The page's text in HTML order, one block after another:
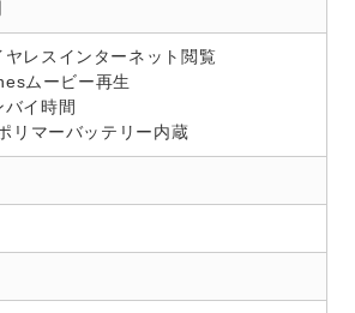
レスインターネット閲覧
ムービー再生
イ時間
リマーバッテリー内蔵